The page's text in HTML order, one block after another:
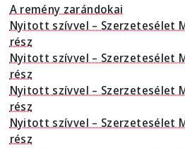
A remény zarándokai
Nyitott szívvel – Szerzetesélet
rész
Nyitott szívvel – Szerzetesélet
rész
Nyitott szívvel – Szerzetesélet
rész
Nyitott szívvel – Szerzetesélet
rész